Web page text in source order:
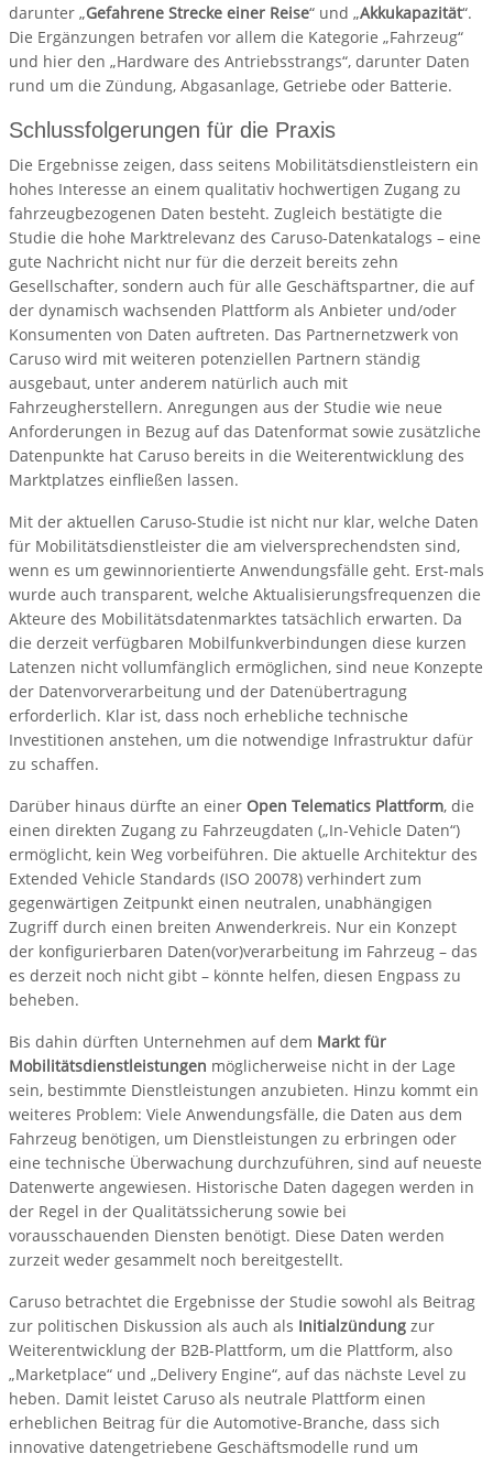
darunter „Gefahrene Strecke einer Reise“ und „Akkukapazität“.
Die Ergänzungen betrafen vor allem die Kategorie „Fahrzeug“
und hier den „Hardware des Antriebsstrangs“, darunter Daten
rund um die Zündung, Abgasanlage, Getriebe oder Batterie.
Schlussfolgerungen für die Praxis
Die Ergebnisse zeigen, dass seitens Mobilitätsdienstleistern ein
hohes Interesse an einem qualitativ hochwertigen Zugang zu
fahrzeugbezogenen Daten besteht. Zugleich bestätigte die
Studie die hohe Marktrelevanz des Caruso-Datenkatalogs – eine
gute Nachricht nicht nur für die derzeit bereits zehn
Gesellschafter, sondern auch für alle Geschäftspartner, die auf
der dynamisch wachsenden Plattform als Anbieter und/oder
Konsumenten von Daten auftreten. Das Partnernetzwerk von
Caruso wird mit weiteren potenziellen Partnern ständig
ausgebaut, unter anderem natürlich auch mit
Fahrzeugherstellern. Anregungen aus der Studie wie neue
Anforderungen in Bezug auf das Datenformat sowie zusätzliche
Datenpunkte hat Caruso bereits in die Weiterentwicklung des
Marktplatzes einfließen lassen.
Mit der aktuellen Caruso-Studie ist nicht nur klar, welche Daten
für Mobilitätsdienstleister die am vielversprechendsten sind,
wenn es um gewinnorientierte Anwendungsfälle geht. Erst-mals
wurde auch transparent, welche Aktualisierungsfrequenzen die
Akteure des Mobilitätsdatenmarktes tatsächlich erwarten. Da
die derzeit verfügbaren Mobilfunkverbindungen diese kurzen
Latenzen nicht vollumfänglich ermöglichen, sind neue Konzepte
der Datenvorverarbeitung und der Datenübertragung
erforderlich. Klar ist, dass noch erhebliche technische
Investitionen anstehen, um die notwendige Infrastruktur dafür
zu schaffen.
Darüber hinaus dürfte an einer Open Telematics Plattform, die
einen direkten Zugang zu Fahrzeugdaten („In-Vehicle Daten“)
ermöglicht, kein Weg vorbeiführen. Die aktuelle Architektur des
Extended Vehicle Standards (ISO 20078) verhindert zum
gegenwärtigen Zeitpunkt einen neutralen, unabhängigen
Zugriff durch einen breiten Anwenderkreis. Nur ein Konzept
der konfigurierbaren Daten(vor)verarbeitung im Fahrzeug – das
es derzeit noch nicht gibt – könnte helfen, diesen Engpass zu
beheben.
Bis dahin dürften Unternehmen auf dem Markt für
Mobilitätsdienstleistungen möglicherweise nicht in der Lage
sein, bestimmte Dienstleistungen anzubieten. Hinzu kommt ein
weiteres Problem: Viele Anwendungsfälle, die Daten aus dem
Fahrzeug benötigen, um Dienstleistungen zu erbringen oder
eine technische Überwachung durchzuführen, sind auf neueste
Datenwerte angewiesen. Historische Daten dagegen werden in
der Regel in der Qualitätssicherung sowie bei
vorausschauenden Diensten benötigt. Diese Daten werden
zurzeit weder gesammelt noch bereitgestellt.
Caruso betrachtet die Ergebnisse der Studie sowohl als Beitrag
zur politischen Diskussion als auch als Initialzündung zur
Weiterentwicklung der B2B-Plattform, um die Plattform, also
„Marketplace“ und „Delivery Engine“, auf das nächste Level zu
heben. Damit leistet Caruso als neutrale Plattform einen
erheblichen Beitrag für die Automotive-Branche, dass sich
innovative datengetriebene Geschäftsmodelle rund um